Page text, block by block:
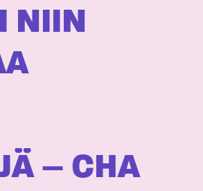
NIIN
– CHA